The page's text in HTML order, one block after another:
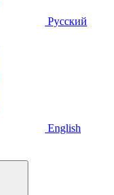
Русский
English